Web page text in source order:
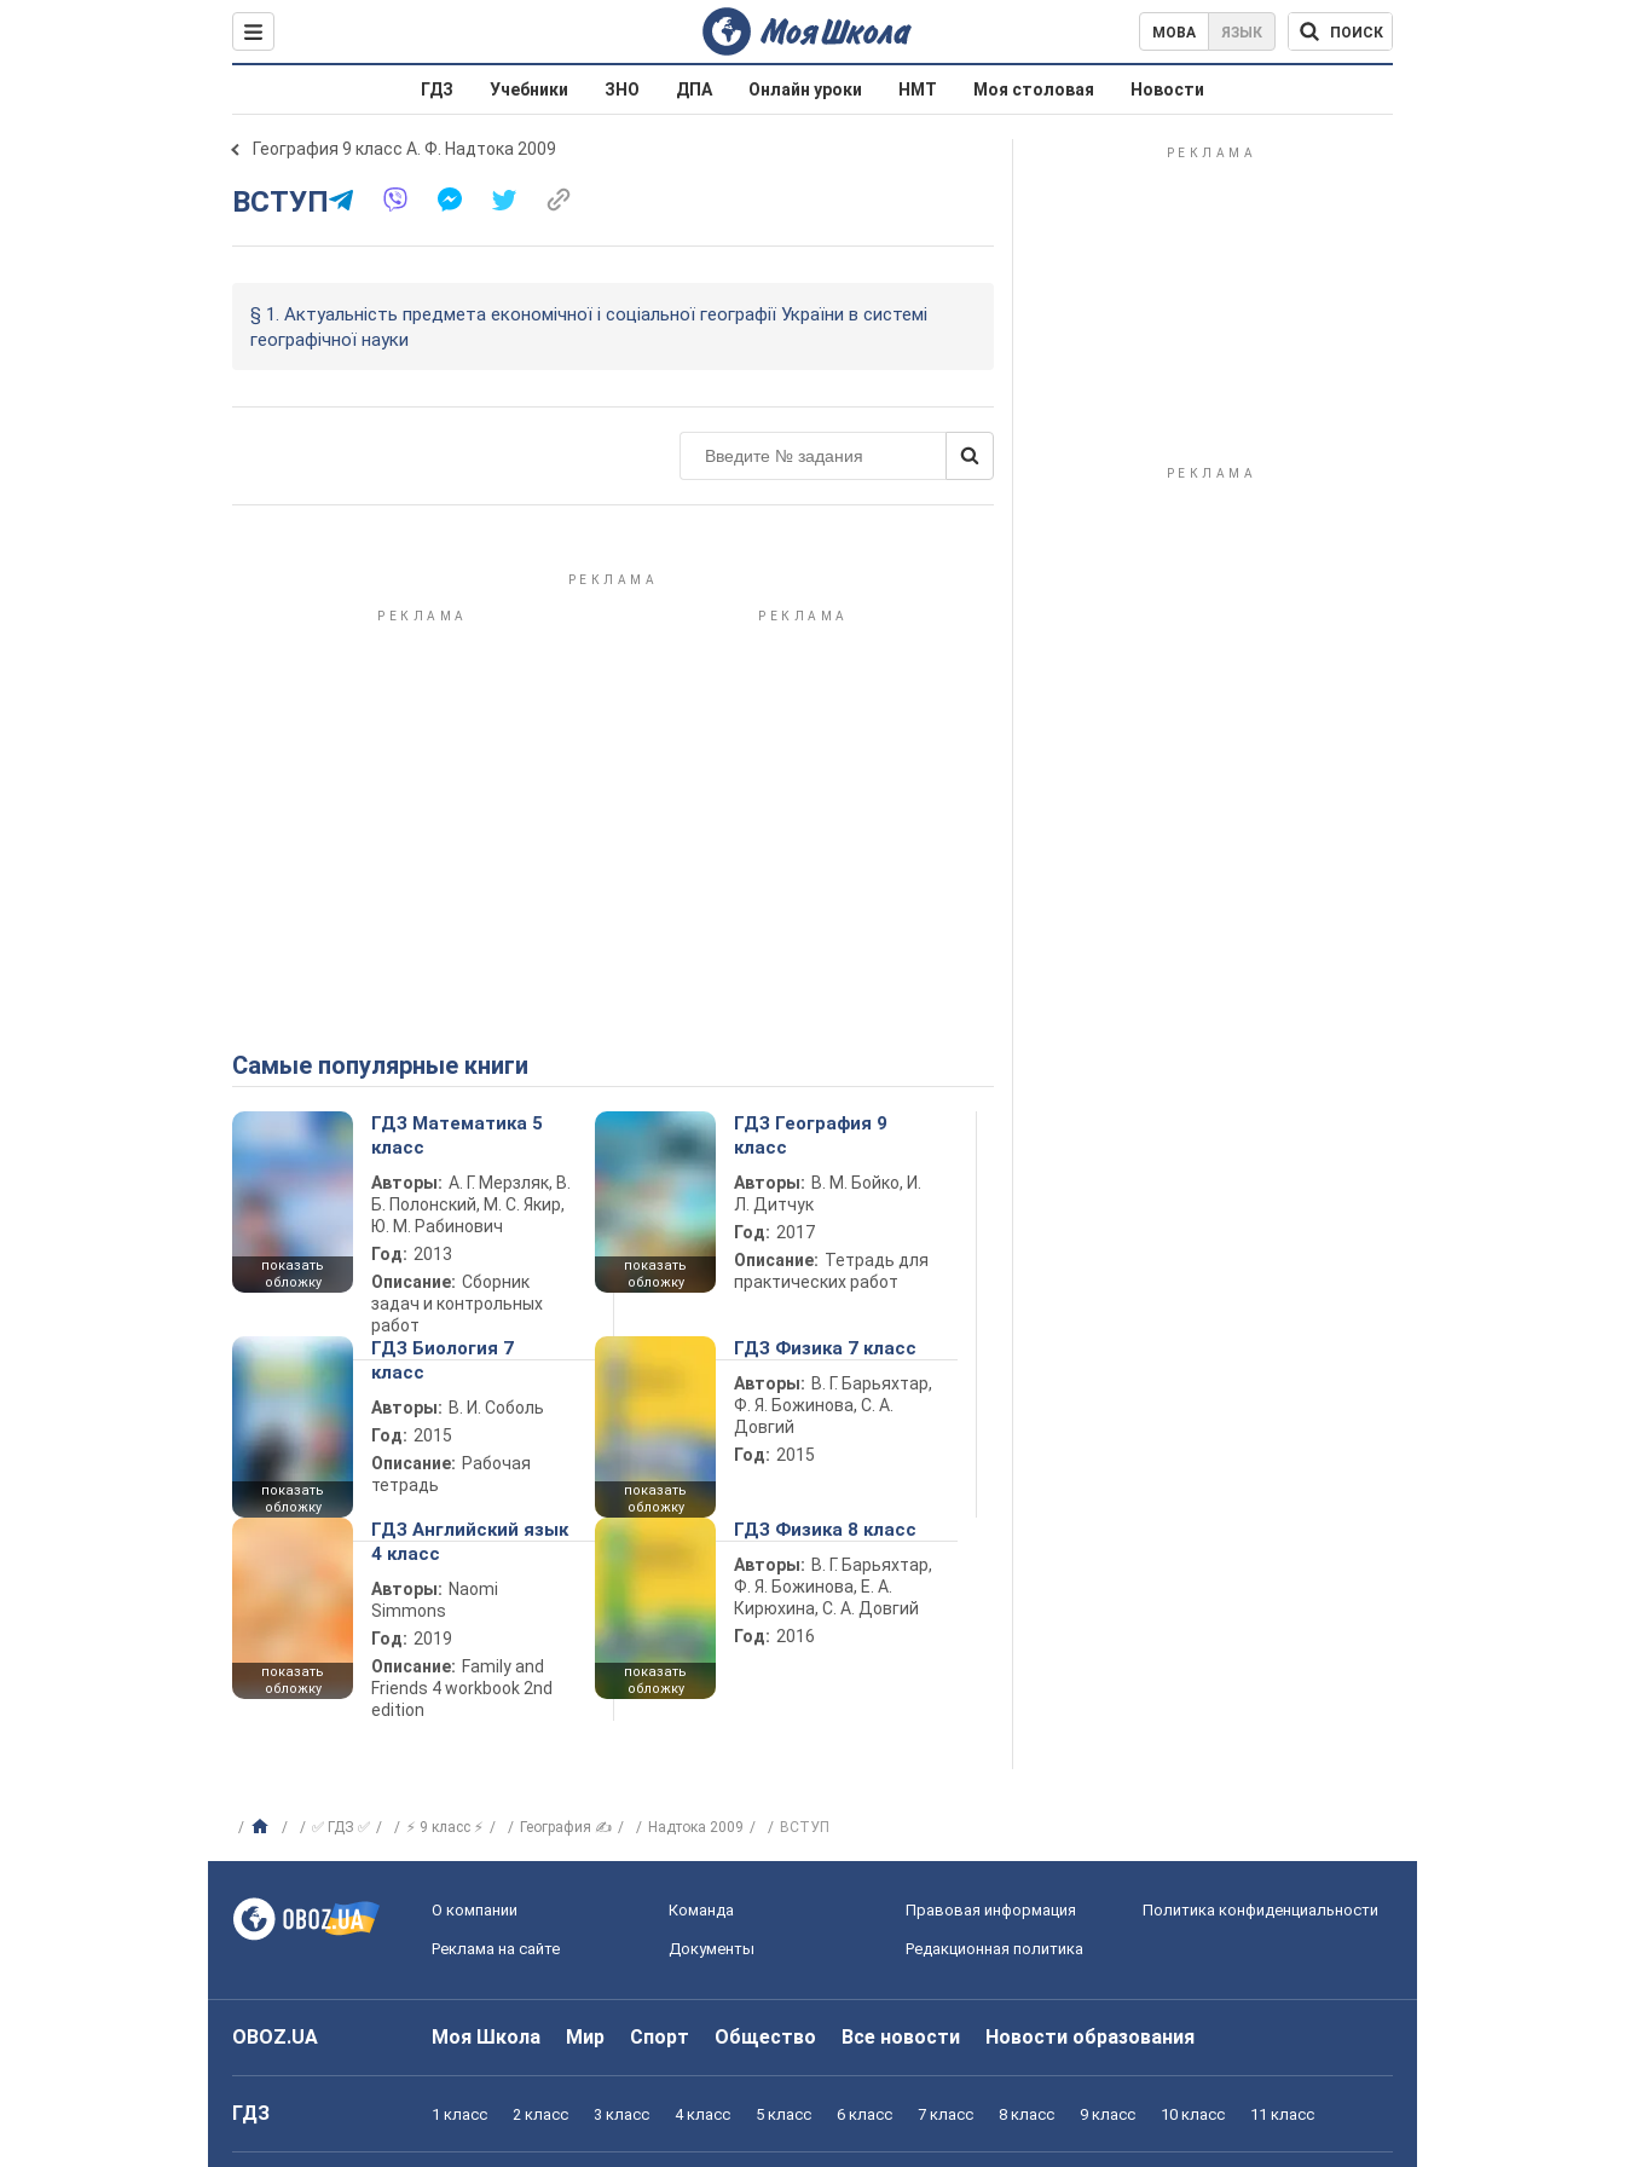
МОВА ЯЗЫК ПОИСК
ГДЗ Учебники ЗНО ДПА Онлайн уроки НМТ Моя столовая Новости
География 9 класс А. Ф. Надтока 2009
ВСТУП
§ 1. Актуальність предмета економічної і соціальної географії України в системі
географічної науки
Самые популярные книги
показать
обложку
ГДЗ Математика 5
класс
Авторы: А. Г. Мерзляк, В.
Б. Полонский, М. С. Якир,
Ю. М. Рабинович
Год: 2013
Описание: Сборник
задач и контрольных
работ
показать
обложку
ГДЗ География 9
класс
Авторы: В. М. Бойко, И.
Л. Дитчук
Год: 2017
Описание: Тетрадь для
практических работ
показать
обложку
ГДЗ Биология 7
класс
Авторы: В. И. Соболь
Год: 2015
Описание: Рабочая
тетрадь
показать
обложку
ГДЗ Физика 7 класс
Авторы: В. Г. Барьяхтар,
Ф. Я. Божинова, С. А.
Довгий
Год: 2015
показать
обложку
ГДЗ Английский язык
4 класс
Авторы: Naomi
Simmons
Год: 2019
Описание: Family and
Friends 4 workbook 2nd
edition
показать
обложку
ГДЗ Физика 8 класс
Авторы: В. Г. Барьяхтар,
Ф. Я. Божинова, Е. А.
Кирюхина, С. А. Довгий
Год: 2016
✅ ГДЗ ✅ ⚡ 9 класс ⚡ География ✍ Надтока 2009 ВСТУП
О компании Команда Правовая информация Политика конфиденциальности
Реклама на сайте Документы Редакционная политика
OBOZ.UA Моя Школа Мир Спорт Общество Все новости Новости образования
ГДЗ 1 класс 2 класс 3 класс 4 класс 5 класс 6 класс 7 класс 8 класс 9 класс 10 класс 11 класс